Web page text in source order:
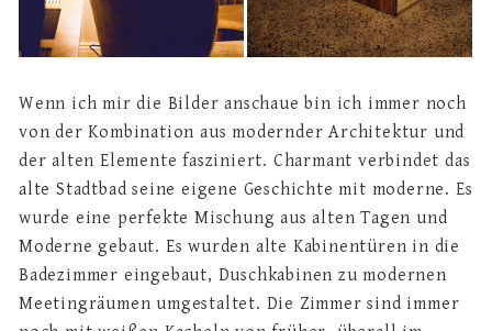
Wenn ich mir die Bilder anschaue bin ich immer noch
von der Kombination aus modernder Architektur und
der alten Elemente fasziniert. Charmant verbindet das
alte Stadtbad seine eigene Geschichte mit moderne. Es
wurde eine perfekte Mischung aus alten Tagen und
Moderne gebaut. Es wurden alte Kabinentüren in die
Badezimmer eingebaut, Duschkabinen zu modernen
Meetingräumen umgestaltet. Die Zimmer sind immer